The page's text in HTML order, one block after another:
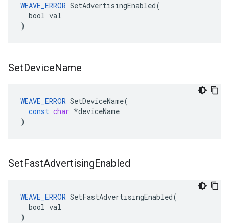
WEAVE_ERROR SetAdvertisingEnabled(
  bool val
)
SetDeviceName
WEAVE_ERROR SetDeviceName(
const char *deviceName
)
SetFastAdvertisingEnabled
WEAVE_ERROR SetFastAdvertisingEnabled(
  bool val
)